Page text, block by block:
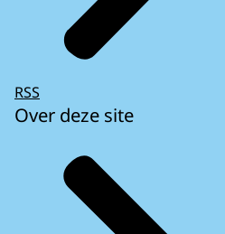
RSS
Over deze site